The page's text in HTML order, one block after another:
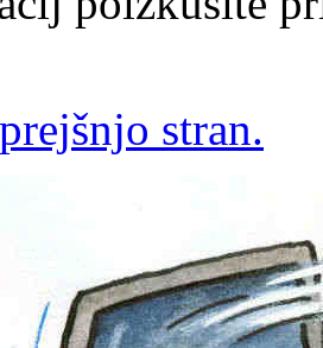
prejšnjo stran.